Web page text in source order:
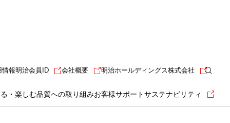
・楽しむ品質への取り組みお客様サポートサステナビリティ
情報明治会員ID 会社概要 明治ホールディングス株式会社